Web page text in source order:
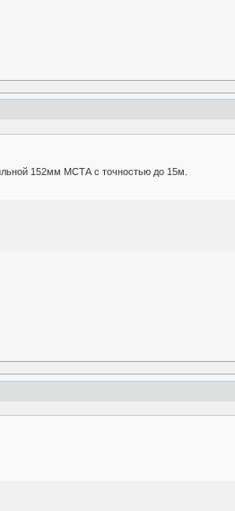
152мм МСТА с точностью до 15м.